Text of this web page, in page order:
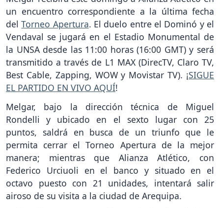
un encuentro correspondiente a la última fecha
delTorneo Apertura. El duelo entre el Dominó y el
Vendaval se jugará en el Estadio Monumental de
la UNSA desde las 11:00 horas (16:00 GMT) y será
transmitido a través de L1 MAX (DirecTV, Claro TV,
Best Cable, Zapping, WOW y Movistar TV). ¡SIGUE
EL PARTIDO EN VIVO AQUÍ!
Melgar, bajo la dirección técnica de Miguel
Rondelli y ubicado en el sexto lugar con 25
puntos, saldrá en busca de un triunfo que le
permita cerrar el Torneo Apertura de la mejor
manera; mientras que Alianza Atlético, con
Federico Urciuoli en el banco y situado en el
octavo puesto con 21 unidades, intentará salir
airoso de su visita a la ciudad de Arequipa.